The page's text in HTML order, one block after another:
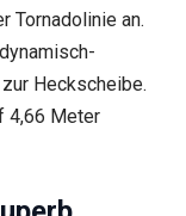
Tornadolinie an.
Heckscheibe.
4,66 Meter